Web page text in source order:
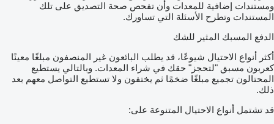
ومستندات إضافية للمعدات وأن تفحص صحة التصديق على تلك
المستندات وتطرح الأسئلة التي تساورك.
الدفع المسبك المثير للشك
أكثر أنواع الاحتيال شيوعًا، قد يطلب البائعون غير المنصفون مبلغًا معينًا
كعربون مسبق "لتحجز" حقك في شراء المعدات. وبالتالي يستطيع
المحتالون تجميع مبلغًا ضخمًا ثم يختفون ولا تستطيع التواصل معهم بعد
ذلك.
قد تشتمل أنواع الاحتيال المتنوعة على: